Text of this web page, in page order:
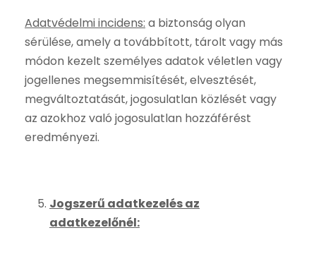
Adatvédelmi incidens: a biztonság olyan
sérülése, amely a továbbított, tárolt vagy más
módon kezelt személyes adatok véletlen vagy
jogellenes megsemmisítését, elvesztését,
megváltoztatását, jogosulatlan közlését vagy
az azokhoz való jogosulatlan hozzáférést
eredményezi.
Jogszerű adatkezelés az
adatkezelőnél: